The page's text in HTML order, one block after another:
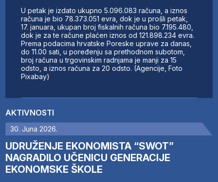
AKTIVNOSTI
30. Juna 2026.
UDRUŽENJE EKONOMISTA “SWOT”
NAGRADILO UČENICU GENERACIJE
EKONOMSKE ŠKOLE
U petak je izdato ukupno 5.096.083 računa, a iznos
računa je bio 78.373.051 evra, dok je u prošli petak,
17. januara, ukupan broj fiskalnih računa bio 7.195.480,
dok je za te račune plaćen iznos od 121.898.234 evra.
Prema podacima hrvatske Poreske uprave za danas,
do 11.00 sati, u poređenju sa prethodnom subotom,
broj računa u trgovinskim radnjama je manji za 15
odsto, a iznos računa za 20 odsto. (Agencije, Foto
Pixabay)